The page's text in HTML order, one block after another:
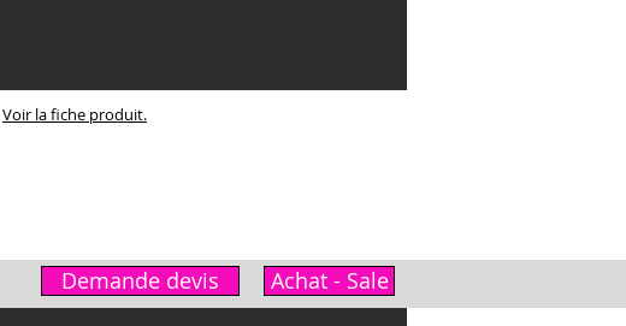
Voir la fiche produit.
Demande devis Achat - Sale